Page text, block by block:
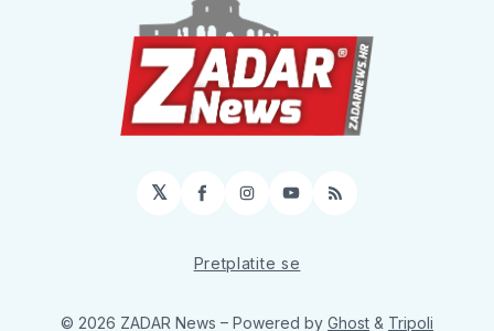
𝕏 Facebook
Instagram
YouTube
RSS
Pretplatite se
© 2026 ZADAR News – Powered by Ghost & Tripoli